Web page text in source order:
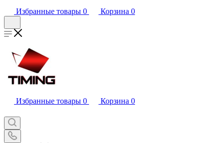
Избранные товары 0 Корзина 0
Избранные товары 0 Корзина 0